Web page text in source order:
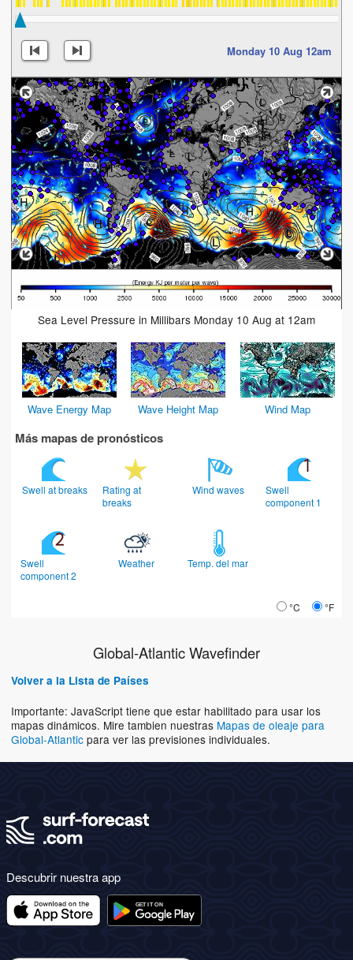
Monday 10 Aug 12am
Sea Level Pressure in Millibars Monday 10 Aug at 12am
Wave Energy Map Wave Height Map Wind Map
Más mapas de pronósticos
Swell at breaks
Rating at
breaks
Wind waves
Swell
component 1
Swell
component 2
Weather Temp. del mar
°C °F
Global-Atlantic Wavefinder
Volver a la Lista de Países
Importante: JavaScript tiene que estar habilitado para usar los
mapas dinámicos. Mire tambien nuestras Mapas de oleaje para
Global-Atlantic para ver las previsiones individuales.
Descubrir nuestra app